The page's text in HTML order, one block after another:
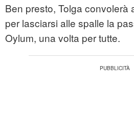
Ben presto, Tolga convolerà
per lasciarsi alle spalle la
Oylum, una volta per tutte.